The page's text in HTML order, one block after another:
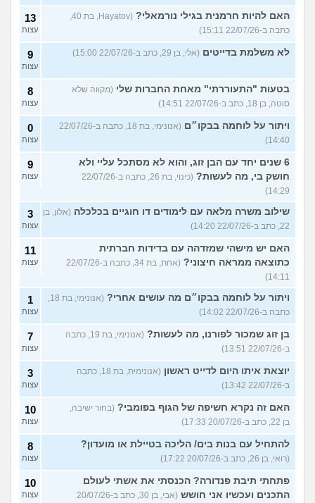
האם להיות חרמנית בגילי נורמאלי?
(Hayatov, בת 40,
כתבה ב-22/07/26 15:11)
13
עצות
לא משלמת בדייטים (אלי, בן 29, כתב ב-22/07/26 15:00) 9
עצות
בטעות "התעוררתי" מאחת החברות שלי (מקווה שלא
סוטה, בן 18, כתב ב-22/07/26 14:51)
8
עצות
ויתור על לוחמה בבקו״ם
(אנונימי, בת 18, כתבה ב-22/07/26
14:40)
0
עצות
6 שנים יחד עם הבן זוג, והוא לא מסתכל עליי ולא
חושק בי, מה לעשות?
(כינוי, בת 26, כתבה ב-22/07/26
14:29)
9
עצות
שילוב משרה מלאה עם לימודים דו חוגיים בכלכלה (אלון, בן
22, כתב ב-22/07/26 14:20)
3
עצות
האם יש מישהי שמזדהה עם בדידות חברתית
כתוצאה ממראה חיצוני?
(אחת, בת 34, כתבה ב-22/07/26
14:11)
11
עצות
ויתור על לוחמה בבקו״ם מה עושים אחרי?
(אנונימי, בת 18,
כתבה ב-22/07/26 14:02)
1
עצות
בן זוג שמכור לפורנו, מה לעשות?
(אנונימי, בת 19, כתבה
ב-22/07/26 13:51)
7
עצות
יוצאת איתו היום לדייט ראשון
(אנונימית, בת 18, כתבה
ב-22/07/26 13:42)
3
עצות
האם זה נקרא חשיפה של הגוף בפומבי? (בחור ישיבה,
בן 22, כתב ב-20/07/26 17:33)
10
עצות
להתחיל עם בנות בים/ הליכה בטיילת או מועדון?
(רואי, בן 26, כתב ב-20/07/26 17:22)
8
עצות
פתחתי תיבת פנדורה? הכנסתי את אשתי לעולם
התכנים ועכשיו אני חושש
(אבי, בן 30, כתב ב-20/07/26
10
עצות